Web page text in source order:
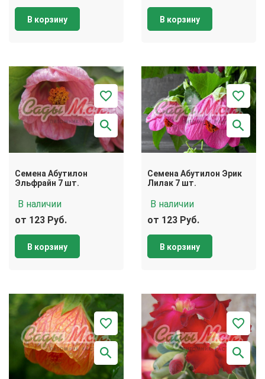
В корзину В корзину
Семена Абутилон
Эльфрайн 7 шт.
В наличии
от 123 Руб.
В корзину
Семена Абутилон Эрик
Лилак 7 шт.
В наличии
от 123 Руб.
В корзину